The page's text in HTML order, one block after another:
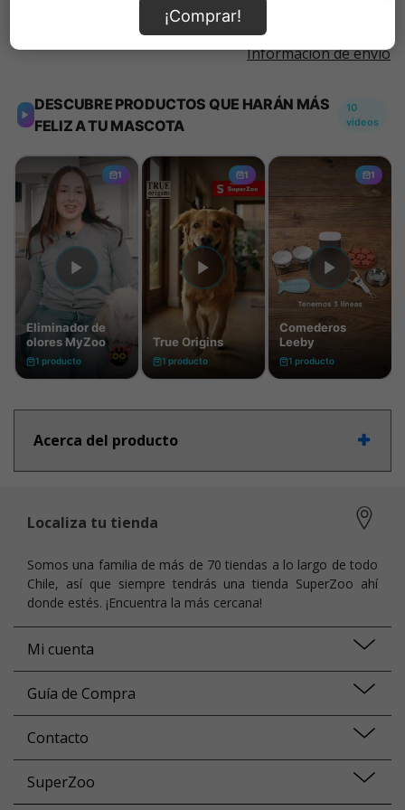
Información de envío
Acerca del producto
¡Comprar!
Localiza tu tienda
Somos una familia de más de 70 tiendas a lo largo de todo
Chile, así que siempre tendrás una tienda SuperZoo ahí
donde estés. ¡Encuentra la más cercana!
Mi cuenta
Guía de Compra
Contacto
SuperZoo